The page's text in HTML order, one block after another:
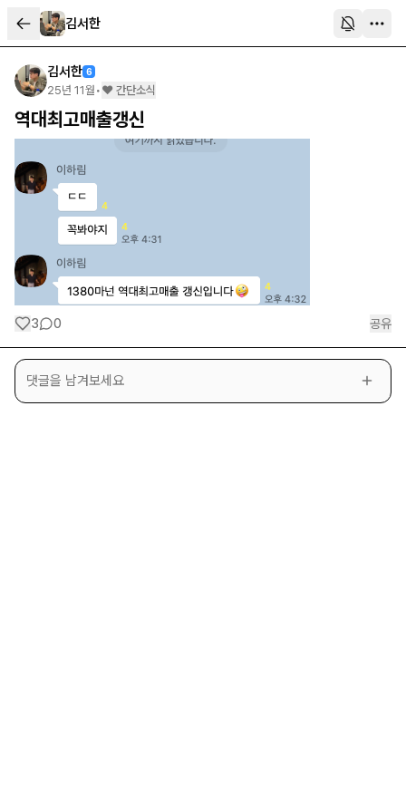
김서한
김서한 6
25년 11월 • ❤️ 간단소식
역대최고매출갱신
3 0 공유
댓글을 남겨보세요